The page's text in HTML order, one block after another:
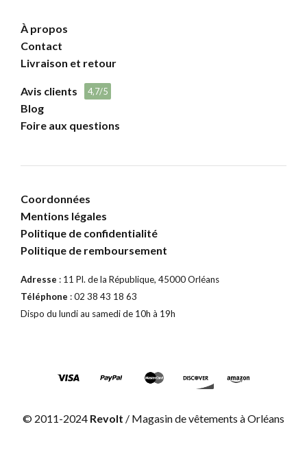
À propos
Contact
Livraison et retour
Avis clients 4,7/5
Blog
Foire aux questions
Coordonnées
Mentions légales
Politique de confidentialité
Politique de remboursement
Adresse : 11 Pl. de la République, 45000 Orléans
Téléphone : 02 38 43 18 63
Dispo du lundi au samedi de 10h à 19h
© 2011-2024 Revolt / Magasin de vêtements à Orléans